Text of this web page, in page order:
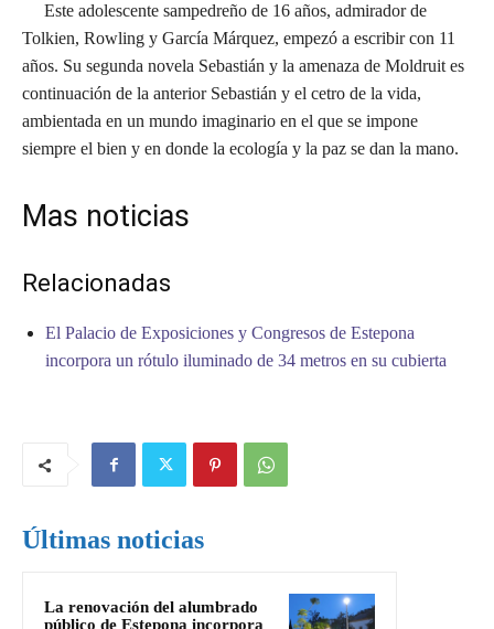
Este adolescente sampedreño de 16 años, admirador de
Tolkien, Rowling y García Márquez, empezó a escribir con 11
años. Su segunda novela Sebastián y la amenaza de Moldruit es
continuación de la anterior Sebastián y el cetro de la vida,
ambientada en un mundo imaginario en el que se impone
siempre el bien y en donde la ecología y la paz se dan la mano.
Mas noticias
Relacionadas
El Palacio de Exposiciones y Congresos de Estepona
incorpora un rótulo iluminado de 34 metros en su cubierta
Últimas noticias
La renovación del alumbrado
público de Estepona incorpora